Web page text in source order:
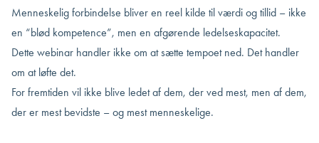
Menneskelig forbindelse bliver en reel kilde til værdi og tillid – ikke
en “blød kompetence”, men en afgørende ledelseskapacitet.
Dette webinar handler ikke om at sætte tempoet ned. Det handler
om at løfte det.
For fremtiden vil ikke blive ledet af dem, der ved mest, men af dem,
der er mest bevidste – og mest menneskelige.